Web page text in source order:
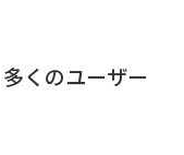
くのユーザー